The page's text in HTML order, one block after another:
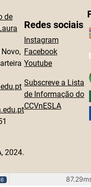
de
2024.
Redes sociais
Instagram
Facebook
Youtube
Subscreve a Lista
de Informação do
CCVnESLA